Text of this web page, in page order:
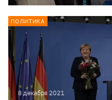
8 декабря 2021
ПОЛИТИКА